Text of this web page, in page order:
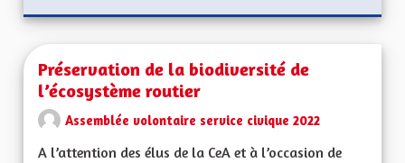
Préservation de la biodiversité de
l’écosystème routier
Assemblée volontaire service civique 2022
A l’attention des élus de la CeA et à l’occasion de